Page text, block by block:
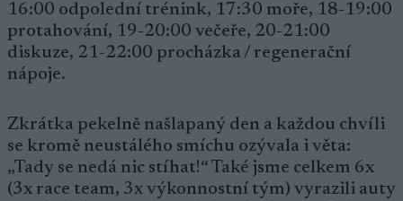
16:00 odpolední trénink, 17:30 moře, 18-19:00
protahování, 19-20:00 večeře, 20-21:00
diskuze, 21-22:00 procházka / regenerační
nápoje.
Zkrátka pekelně našlapaný den a každou chvíli
se kromě neustálého smíchu ozývala i věta:
„Tady se nedá nic stíhat!“ Také jsme celkem 6x
(3x race team, 3x výkonnostní tým) vyrazili auty